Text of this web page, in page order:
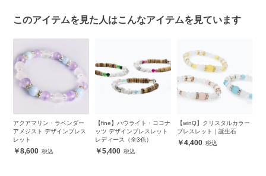
このアイテムを見た人はこんなアイテムを見ています
アクアマリン・ラベンダー
アメジスト デザインブレス
レット
8,600
【fine】ハウライト・ココナ
ッツ デザインブレスレット
レディース（全3色）
5,400
【winQ】クリスタルカラー
ブレスレット｜誕生石
4,400